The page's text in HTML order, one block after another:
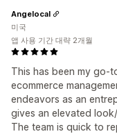
This has been my go-
ecommerce
endeavors as an
gives an elevated
The team is quick to
Angelocal
미국
앱 사용 기간 대략 2개월